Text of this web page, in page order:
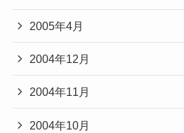
2005年4月
2004年12月
2004年11月
2004年10月